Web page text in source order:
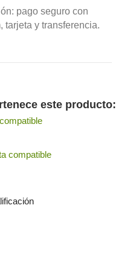
pago seguro con
tarjeta y transferencia.
este producto:
compatible